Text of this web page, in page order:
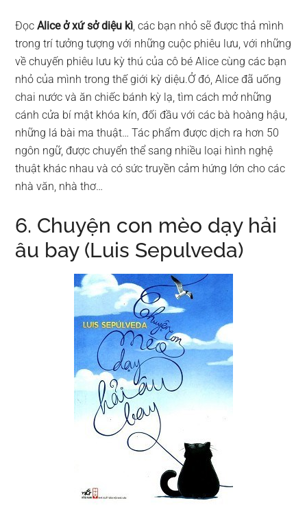
ĐọcAlice ở xứ sở diệu kì, các bạn nhỏ sẽ được thả mình
trong trí tưởng tượng với những cuộc phiêu lưu, với những
về chuyến phiêu lưu kỳ thú của cô bé Alice cùng các bạn
nhỏ của mình trong thế giới kỳ diệu.Ở đó, Alice đã uống
chai nước và ăn chiếc bánh kỳ lạ, tìm cách mở những
cánh cửa bí mật khóa kín, đối đầu với các bà hoàng hậu,
những lá bài ma thuật… Tác phẩm được dịch ra hơn 50
ngôn ngữ, được chuyển thể sang nhiều loại hình nghệ
thuật khác nhau và có sức truyền cảm hứng lớn cho các
nhà văn, nhà thơ…
6. Chuyện con mèo dạy hải
âu bay (Luis Sepulveda)